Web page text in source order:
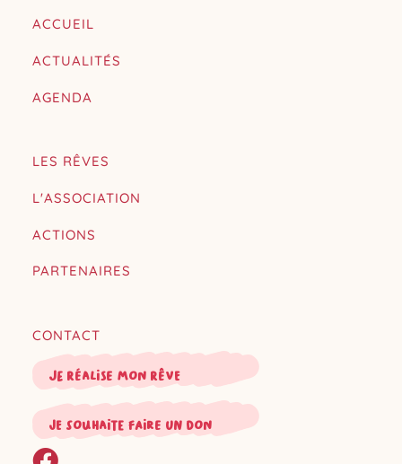
ACCUEIL
ACTUALITÉS
AGENDA
LES RÊVES
L'ASSOCIATION
ACTIONS
PARTENAIRES
CONTACT
Je réalise mon rêve
je souhaite faire un don